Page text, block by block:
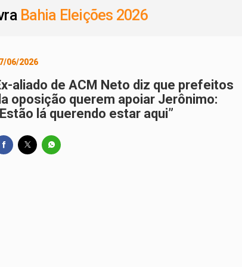
em Ibirataia valoriza agricultura familiar e
Estação Calçada e devolve dignidade e
o São João da Bahia é desbloqueada após
Bahia Eleições 2026
06/2026
aliado de ACM Neto diz que prefeitos
oposição querem apoiar Jerônimo:
lá querendo estar aqui”